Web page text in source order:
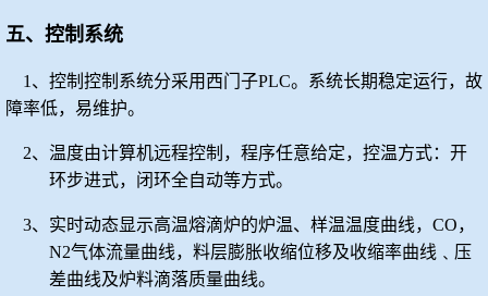
五、控制系统
1、控制控制系统分采用西门子PLC。系统长期稳定运行，故
障率低，易维护。
2、温度由计算机远程控制，程序任意给定，控温方式：开
环步进式，闭环全自动等方式。
3、实时动态显示高温熔滴炉的炉温、样温温度曲线， CO，
N2气体流量曲线，料层膨胀收缩位移及收缩率曲线﹑压
差曲线及炉料滴落质量曲线。